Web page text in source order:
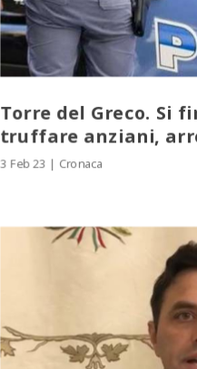
Torre del Greco. Si
truffare anziani,
3 Feb 23 | Cronaca